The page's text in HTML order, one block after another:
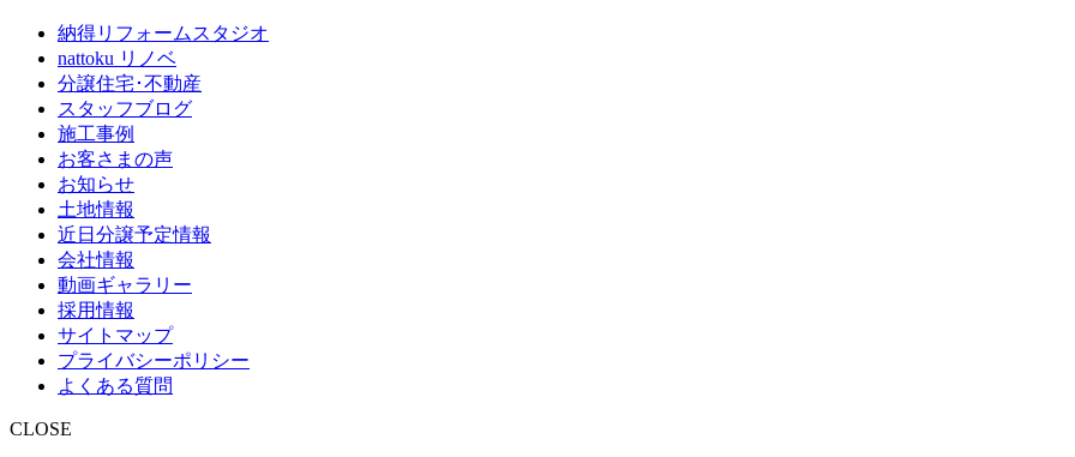
納得リフォームスタジオ
nattoku リノベ
分譲住宅･不動産
スタッフブログ
施工事例
お客さまの声
お知らせ
土地情報
近日分譲予定情報
会社情報
動画ギャラリー
採用情報
サイトマップ
プライバシーポリシー
よくある質問
CLOSE